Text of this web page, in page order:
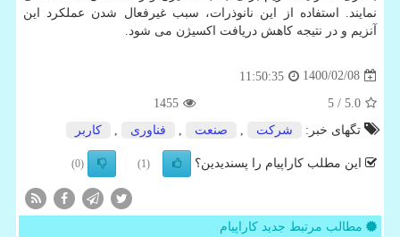
نمایند. استفاده از این نانوذرات، سبب غیرفعال شدن عملکرد این
آنزیم و در نتیجه کاهش دریافت اکسیژن می شود.
1400/02/08
11:50:35
5.0
/ 5
1455
تگهای خبر:
شركت صنعت فناوری كاربر
این مطلب کاراپیام را پسندیدین؟ (1)
(0)
مطالب مرتبط جدید کاراپیام